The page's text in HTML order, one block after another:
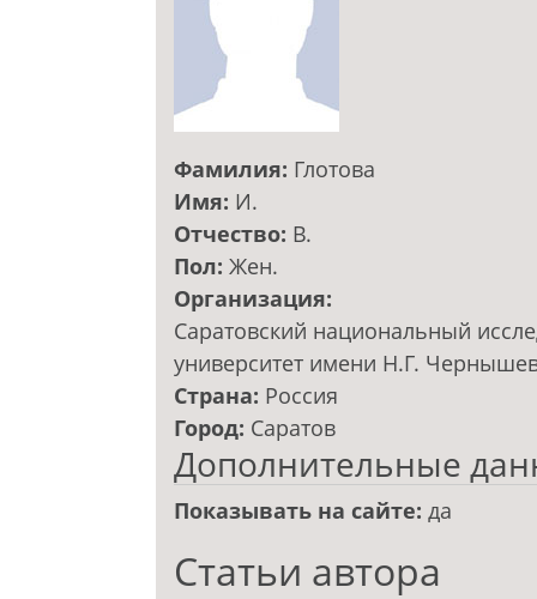
Фамилия: Глотова
Имя: И.
Отчество: В.
Пол: Жен.
Организация:
Саратовский национальный
университет имени Н.Г.
Страна: Россия
Город: Саратов
Дополнительные
Показывать на сайте: да
Статьи автора